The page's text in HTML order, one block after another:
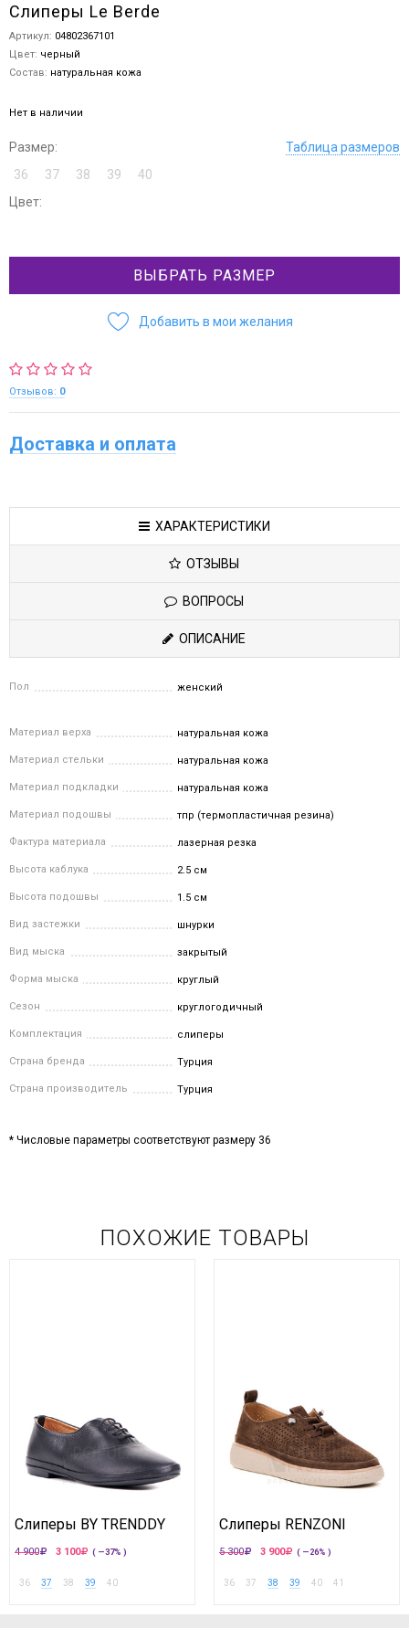
Слиперы Le Berde
Артикул: 04802367101
Цвет: черный
Состав: натуральная кожа
Нет в наличии
Размер:
Таблица размеров
36
37 38 39
40
Цвет:
ВЫБРАТЬ РАЗМЕР
Добавить в мои желания
Отзывов: 0
Доставка и оплата
ХАРАКТЕРИСТИКИ
ОТЗЫВЫ
ВОПРОСЫ
ОПИСАНИЕ
Пол женский
Материал верха натуральная кожа
Материал стельки натуральная кожа
Материал подкладки натуральная кожа
Материал подошвы тпр (термопластичная резина)
Фактура материала лазерная резка
Высота каблука 2.5 см
Высота подошвы 1.5 см
Вид застежки шнурки
Вид мыска закрытый
Форма мыска круглый
Сезон круглогодичный
Комплектация слиперы
Страна бренда Турция
Страна производитель Турция
* Числовые параметры соответствуют размеру 36
ПОХОЖИЕ ТОВАРЫ
Слиперы BY TRENDDY
4 900 3 100 ( —37% )
36 37 38 39 40
Слиперы RENZONI
5 300 3 900 ( —26% )
36 37 38 39 40 41